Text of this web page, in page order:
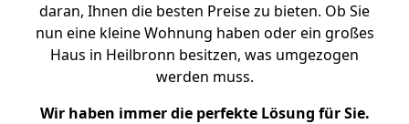
daran, Ihnen die besten Preise zu bieten. Ob Sie
nun eine kleine Wohnung haben oder ein großes
Haus in Heilbronn besitzen, was umgezogen
werden muss.
Wir haben immer die perfekte Lösung für Sie.